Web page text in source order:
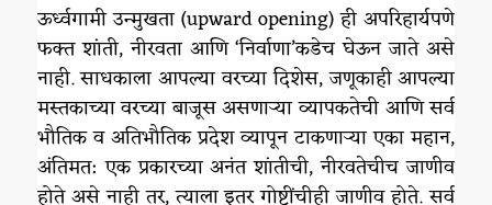
ऊर्ध्वगामी उन्मुखता (upward opening) ही अपरिहार्यपणे
फक्त शांती, नीरवता आणि ‘निर्वाणा’कडेच घेऊन जाते असे
नाही. साधकाला आपल्या वरच्या दिशेस, जणूकाही आपल्या
मस्तकाच्या वरच्या बाजूस असणाऱ्या व्यापकतेची आणि सर्व
भौतिक व अतिभौतिक प्रदेश व्यापून टाकणाऱ्या एका महान,
अंतिमत: एक प्रकारच्या अनंत शांतीची, नीरवतेचीच जाणीव
होते असे नाही तर, त्याला इतर गोष्टींचीही जाणीव होते. सर्व